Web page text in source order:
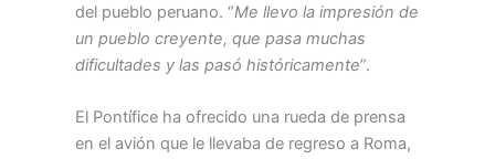
del pueblo peruano. “Me llevo la impresión de
un pueblo creyente, que pasa muchas
dificultades y las pasó históricamente”.
El Pontífice ha ofrecido una rueda de prensa
en el avión que le llevaba de regreso a Roma,